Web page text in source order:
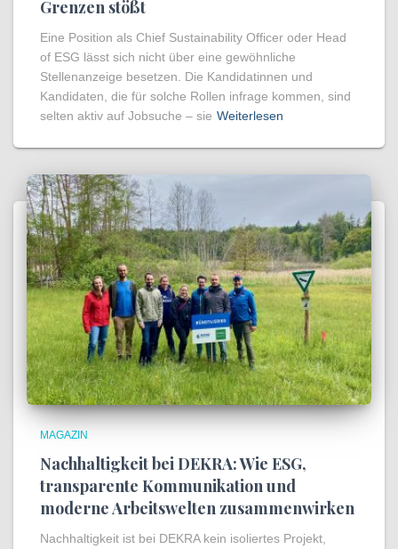
Grenzen stößt
Eine Position als Chief Sustainability Officer oder Head
of ESG lässt sich nicht über eine gewöhnliche
Stellenanzeige besetzen. Die Kandidatinnen und
Kandidaten, die für solche Rollen infrage kommen, sind
selten aktiv auf Jobsuche – sie Weiterlesen
MAGAZIN
Nachhaltigkeit bei DEKRA: Wie ESG,
transparente Kommunikation und
moderne Arbeitswelten zusammenwirken
Nachhaltigkeit ist bei DEKRA kein isoliertes Projekt,